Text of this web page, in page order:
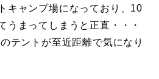
キャンプ場になっており、10
うまってしまうと正直・・・
テントが至近距離で気になり